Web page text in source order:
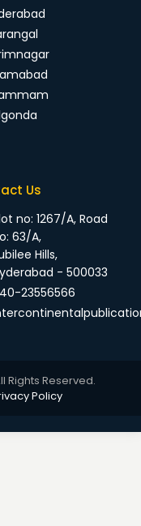
Us
no: 1267/A, Road
63/A,
Hills,
- 500033
23556566
Rights Reserved.
Policy